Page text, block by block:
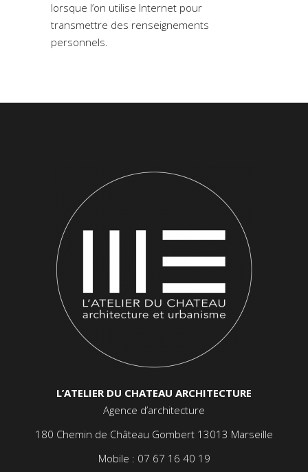
lorsque l’on utilise Internet pour
transmettre des renseignements
personnels.
L’ATELIER DU CHATEAU ARCHITECTURE
Agence d’architecture
180 Chemin de Château Gombert 13013 Marseille
Mobile : 07 67 16 40 19